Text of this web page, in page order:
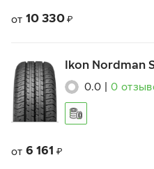
от 10 330 ₽
Ikon Nordman
0.0 0
от 6 161 ₽